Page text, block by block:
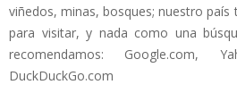
viñedos, minas, bosques; nuestro país
para visitar, y nada como una
recomendamos: Google.com,
DuckDuckGo.com